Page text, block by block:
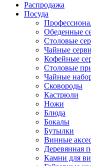
Распродажа
Посуда
Обеденные
Столовые
Чайные
Кофейные
Столовые
Чайные
Сковороды
Кастрюли
Ножи
Блюда
Бокалы
Бутылки
Винные
Деревянная
Камни для